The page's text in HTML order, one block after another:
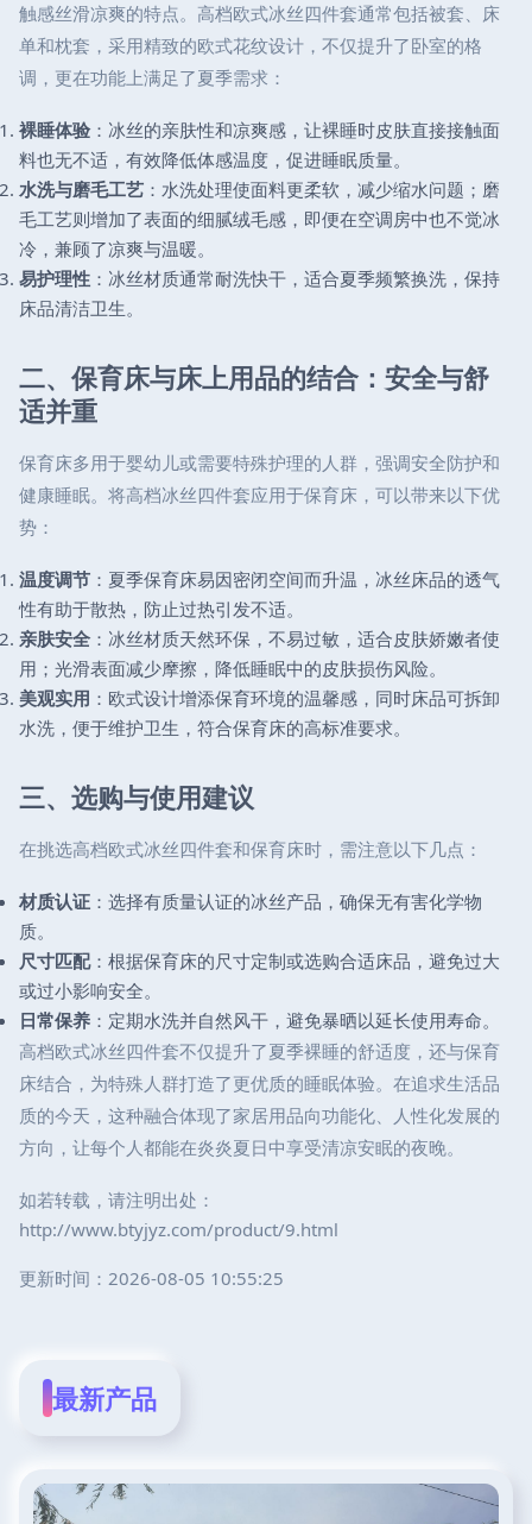
触感丝滑凉爽的特点。高档欧式冰丝四件套通常包括被套、床
单和枕套，采用精致的欧式花纹设计，不仅提升了卧室的格
调，更在功能上满足了夏季需求：
裸睡体验：冰丝的亲肤性和凉爽感，让裸睡时皮肤直接接触面
料也无不适，有效降低体感温度，促进睡眠质量。
水洗与磨毛工艺 ：水洗处理使面料更柔软，减少缩水问题；磨
毛工艺则增加了表面的细腻绒毛感，即便在空调房中也不觉冰
冷，兼顾了凉爽与温暖。
易护理性 ：冰丝材质通常耐洗快干，适合夏季频繁换洗，保持
床品清洁卫生。
二、保育床与床上用品的结合：安全与舒
适并重
保育床多用于婴幼儿或需要特殊护理的人群，强调安全防护和
健康睡眠。将高档冰丝四件套应用于保育床，可以带来以下优
势：
温度调节 ：夏季保育床易因密闭空间而升温，冰丝床品的透气
性有助于散热，防止过热引发不适。
亲肤安全 ：冰丝材质天然环保，不易过敏，适合皮肤娇嫩者使
用；光滑表面减少摩擦，降低睡眠中的皮肤损伤风险。
美观实用 ：欧式设计增添保育环境的温馨感，同时床品可拆卸
水洗，便于维护卫生，符合保育床的高标准要求。
三、选购与使用建议
在挑选高档欧式冰丝四件套和保育床时，需注意以下几点：
材质认证 ：选择有质量认证的冰丝产品，确保无有害化学物
质。
尺寸匹配：根据保育床的尺寸定制或选购合适床品，避免过大
或过小影响安全。
日常保养 ：定期水洗并自然风干，避免暴晒以延长使用寿命。
高档欧式冰丝四件套不仅提升了夏季裸睡的舒适度，还与保育
床结合，为特殊人群打造了更优质的睡眠体验。在追求生活品
质的今天，这种融合体现了家居用品向功能化、人性化发展的
方向，让每个人都能在炎炎夏日中享受清凉安眠的夜晚。
如若转载，请注明出处：
http://www.btyjyz.com/product/9.html
更新时间：2026-08-05 10:55:25
最新产品